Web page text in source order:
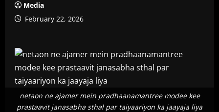
Media
February 22, 2026
netaon ne ajamer mein pradhaanamantree modee kee
prastaavit janasabha sthal par taiyaariyon ka jaayaja liya